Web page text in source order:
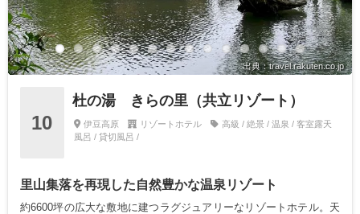
出典：travel.rakuten.co.jp
10
杜の湯 きらの里（共立リゾート）
伊豆高原 リゾートホテル
高級 / 絶景 / 温泉 / 客室露天
風呂 / 貸切風呂 /
里山集落を再現した自然豊かな温泉リゾート
約6600坪の広大な敷地に建つラグジュアリーなリゾートホテル。天